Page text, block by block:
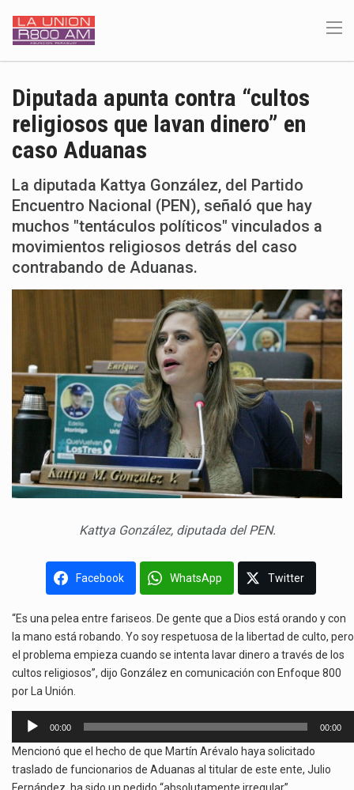
Diputada apunta contra “cultos
religiosos que lavan dinero” en
caso Aduanas
La diputada Kattya González, del Partido
Encuentro Nacional (PEN), señaló que hay
muchos "tentáculos políticos" vinculados a
movimientos religiosos detrás del caso
contrabando de Aduanas.
Kattya González, diputada del PEN.
Facebook WhatsApp Twitter
“Es una pelea entre fariseos. De gente que a Dios está orando y con
la mano está robando. Yo soy respetuosa de la libertad de culto, pero
el problema empieza cuando se intenta lavar dinero a través de los
cultos religiosos”, dijo González en comunicación con Enfoque 800
por La Unión.
Reproductor
audio
00:00 00:00
Mencionó que el hecho de que Martín Arévalo haya solicitado
traslado de funcionarios de Aduanas al titular de este ente, Julio
Fernández, ha sido un pedido “absolutamente irregular”.